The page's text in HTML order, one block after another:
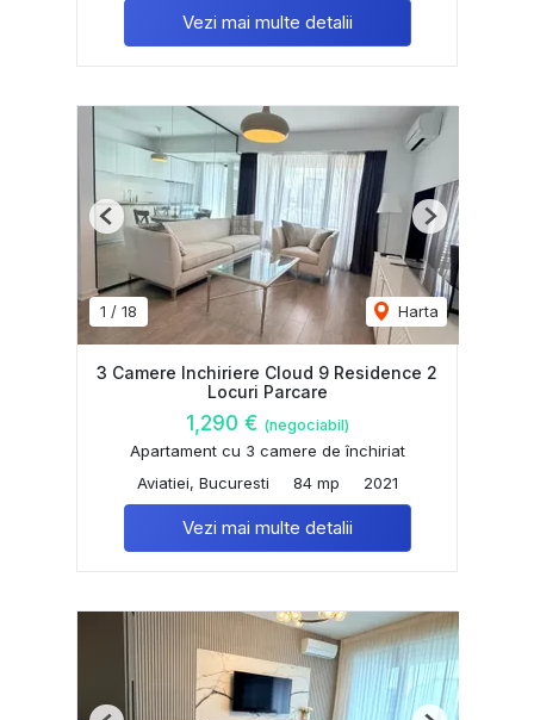
Vezi mai multe detalii
1 / 18 Harta
Previous Next
3 Camere Inchiriere Cloud 9 Residence 2
Locuri Parcare
1,290 € (negociabil)
Apartament cu 3 camere de închiriat
Aviatiei, Bucuresti
84 mp 2021
Vezi mai multe detalii